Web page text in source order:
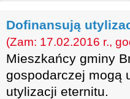
Dofinansują
(Zam: 17.02.2016 r.,
Mieszkańcy gminy
gospodarczej mogą
utylizacji eternitu.